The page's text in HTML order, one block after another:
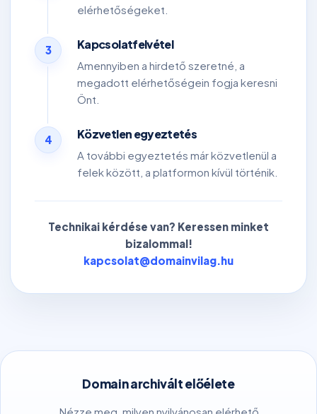
elérhetőségeket.
3 Kapcsolatfelvétel
Amennyiben a hirdető szeretné, a
megadott elérhetőségein fogja keresni
Önt.
4 Közvetlen egyeztetés
A további egyeztetés már közvetlenül a
felek között, a platformon kívül történik.
Technikai kérdése van? Keressen minket
bizalommal!
kapcsolat@domainvilag.hu
Domain archivált előélete